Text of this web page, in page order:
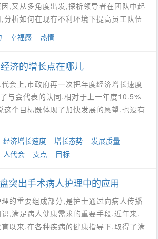
,又从多角度出发,探析领导者在团队中起
分析如何在现有不利环境下提高员工队伍
幸福感 热情
济的增长点在哪儿
会上,市政府再一次把年度经济增长速度
与会代表的认同.相对于上一年度10.5%
这个目标既体现了加快发展的愿望,也没有
经济增长速度 增长态势
发展质量
人代会 支点 目标
突出手术病人护理中的应用
的重要组成部分,是护士通过向病人传播
,满足病人健康需求的重要手段.近年来,
以来,在各种疾病的健康指导下,取得了满